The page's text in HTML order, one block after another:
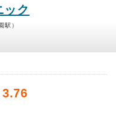
ック
駅）
3.76